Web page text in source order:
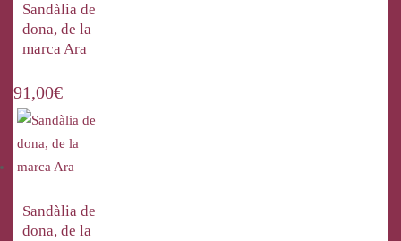
Sandàlia de
dona, de la
marca Ara
91,00€
Sandàlia de
dona, de la